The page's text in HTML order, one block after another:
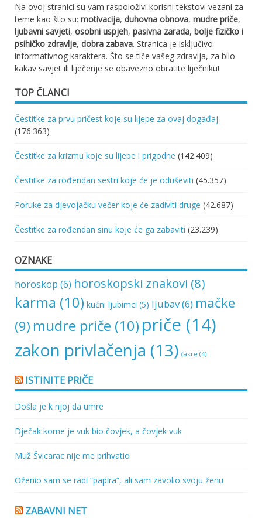
Na ovoj stranici su vam raspoloživi korisni tekstovi vezani za
teme kao što su: motivacija, duhovna obnova, mudre priče,
ljubavni savjeti, osobni uspjeh, pasivna zarada, bolje fizičko i
psihičko zdravlje, dobra zabava. Stranica je isključivo
informativnog karaktera. Što se tiče vašeg zdravlja, za bilo
kakav savjet ili liječenje se obavezno obratite liječniku!
TOP ČLANCI
Čestitke za prvu pričest koje su lijepe za ovaj događaj
(176.363)
Čestitke za krizmu koje su lijepe i prigodne (142.409)
Čestitke za rođendan sestri koje će je oduševiti (45.357)
Poruke za djevojačku večer koje će zadiviti druge (42.687)
Čestitke za rođendan sinu koje će ga zabaviti (23.239)
OZNAKE
horoskop (6) horoskopski znakovi (8)
karma (10) kućni ljubimci (5) ljubav(6) mačke
(9) mudre priče (10) priče (14)
zakon privlačenja (13) čakre (4)
ISTINITE PRIČE
Došla je k njoj da umre
Dječak kome je vuk bio čovjek, a čovjek vuk
Muž Švicarac nije me prihvatio
Oženio sam se radi “papira”, ali sam zavolio svoju ženu
ZABAVNI NET